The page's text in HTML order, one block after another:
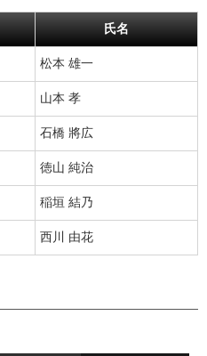
氏名
松本 雄一
山本 孝
石橋 將広
徳山 純治
稲垣 結乃
西川 由花